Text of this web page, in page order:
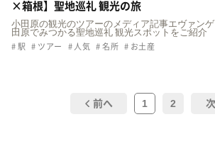
×箱根】聖地巡礼 観光の旅
小田原の観光のツアーのメディア記事エヴァン
田原でみつかる聖地巡礼 観光スポットをご紹介
駅 ツアー 人気 名所 お土産
前へ 1 2